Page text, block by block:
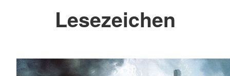
Lesezeichen